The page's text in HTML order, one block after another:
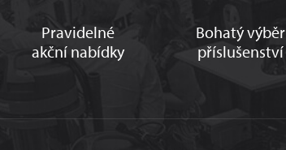
Pravidelné
akční nabídky
Bohatý výběr
příslušenství